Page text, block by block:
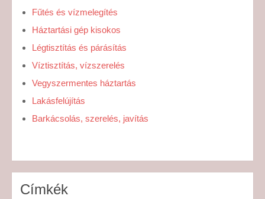
Fűtés és vízmelegítés
Háztartási gép kisokos
Légtisztítás és párásítás
Víztisztítás, vízszerelés
Vegyszermentes háztartás
Lakásfelújítás
Barkácsolás, szerelés, javítás
Címkék